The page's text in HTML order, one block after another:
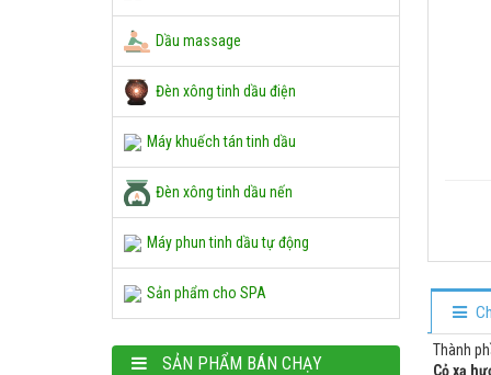
Thành
Cỏ xạ
Dầu massage
Đèn xông tinh dầu điện
Máy khuếch tán tinh dầu
Đèn xông tinh dầu nến
Máy phun tinh dầu tự động
Sản phẩm cho SPA
SẢN PHẨM BÁN CHẠY
Tủ hấp khăn RTD-23A
1.700.000 VNĐ
Nồi nấu đá
Đá massage
45.000 VNĐ
Chậu ngâm chân gỗ
550.000 VNĐ